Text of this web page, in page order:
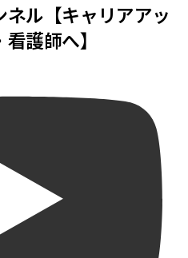
ル【キャリアアッ
護師へ】